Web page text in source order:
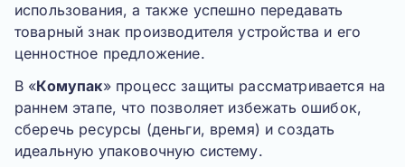
использования, а также успешно передавать
товарный знак производителя устройства и его
ценностное предложение.
В «Комупак» процесс защиты рассматривается на
раннем этапе, что позволяет избежать ошибок,
сберечь ресурсы (деньги, время) и создать
идеальную упаковочную систему.